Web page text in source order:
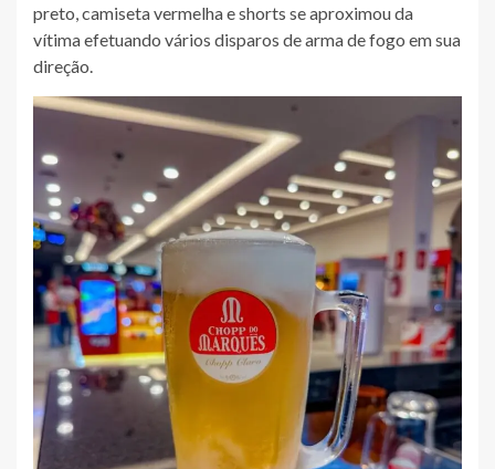
preto, camiseta vermelha e shorts se aproximou da
vítima efetuando vários disparos de arma de fogo em sua
direção.